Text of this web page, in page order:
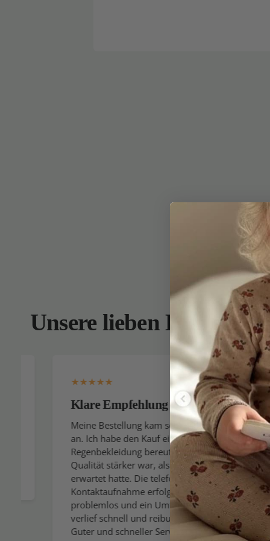
Unsere lieben Kunden
Klare Empfehlung
Meine Bestellung kam schnell
an. Ich habe den Kauf einer
Regenbekleidung bereut, da die
Qualität stärker war, als ich
erwartet hatte. Die telefonische
Kontaktaufnahme erfolgte
problemlos und ein Umtausch
verlief schnell und reibungslos.
Guter und schneller Service
Ich
Ich
wenn
Sie